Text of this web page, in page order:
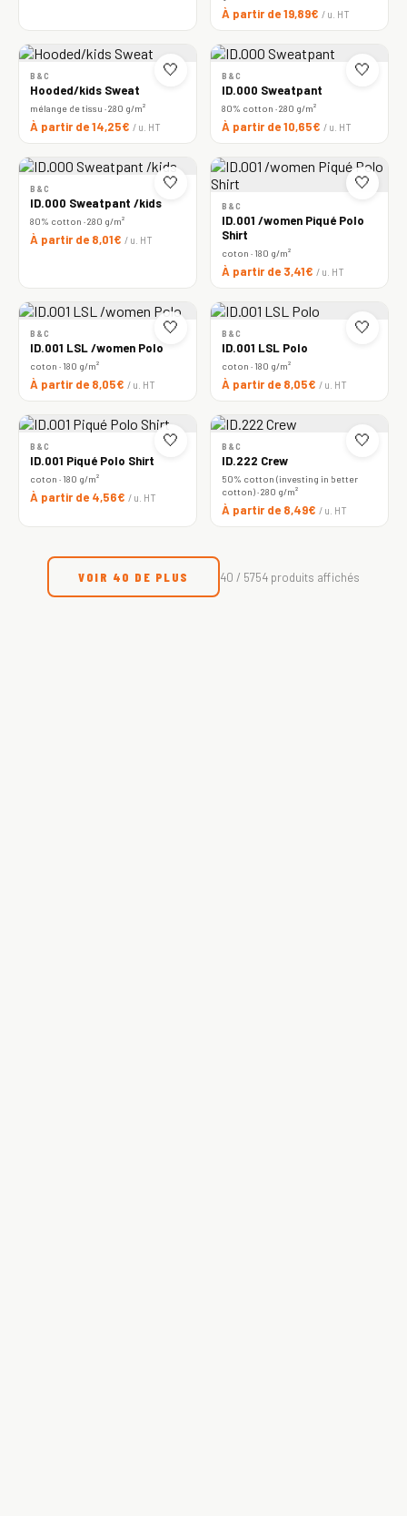
À partir de 19,89€ / u. HT
🤍
B&C
Hooded/kids Sweat
mélange de tissu · 280 g/m²
À partir de 14,25€ / u. HT
🤍
B&C
ID.000 Sweatpant
80% cotton · 280 g/m²
À partir de 10,65€ / u. HT
🤍
B&C
ID.000 Sweatpant /kids
80% cotton · 280 g/m²
À partir de 8,01€ / u. HT
🤍
B&C
ID.001 /women Piqué Polo
Shirt
coton · 180 g/m²
À partir de 3,41€ / u. HT
🤍
B&C
ID.001 LSL /women Polo
coton · 180 g/m²
À partir de 8,05€ / u. HT
🤍
B&C
ID.001 LSL Polo
coton · 180 g/m²
À partir de 8,05€ / u. HT
🤍
B&C
ID.001 Piqué Polo Shirt
coton · 180 g/m²
À partir de 4,56€ / u. HT
🤍
B&C
ID.222 Crew
50% cotton (investing in better
cotton) · 280 g/m²
À partir de 8,49€ / u. HT
VOIR 40 DE PLUS 40 / 5754 produits affichés